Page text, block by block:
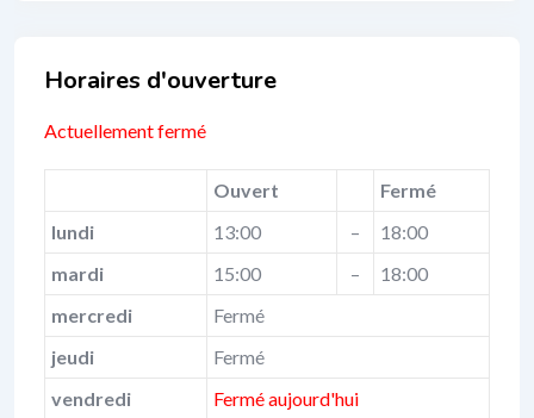
Business Hours
Actuellement fermé
Ouvert
Fermé
lundi
13:00 –
18:00
mardi
15:00 –
18:00
mercredi
Fermé
jeudi
Fermé
vendredi
Fermé aujourd'hui